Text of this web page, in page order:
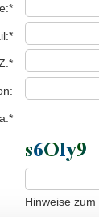
Hinweise zum